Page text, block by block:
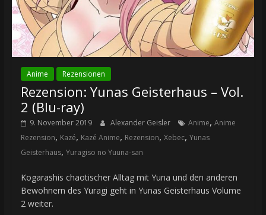
Anime Rezensionen
Rezension: Yunas Geisterhaus – Vol.
2 (Blu-ray)
9. November 2019 Alexander Geisler Anime, Anime
Rezension, Kazé, Kazé Anime, Rezension, Xebec, Yunas
Geisterhaus, Yuragiso no Yuuna-san
Kogarashis chaotischer Alltag mit Yuna und den anderen
Bewohnern des Yuragi geht in Yunas Geisterhaus Volume
2 weiter.